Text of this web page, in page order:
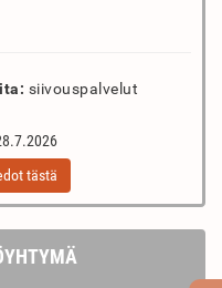
siivouspalvelut
tästä